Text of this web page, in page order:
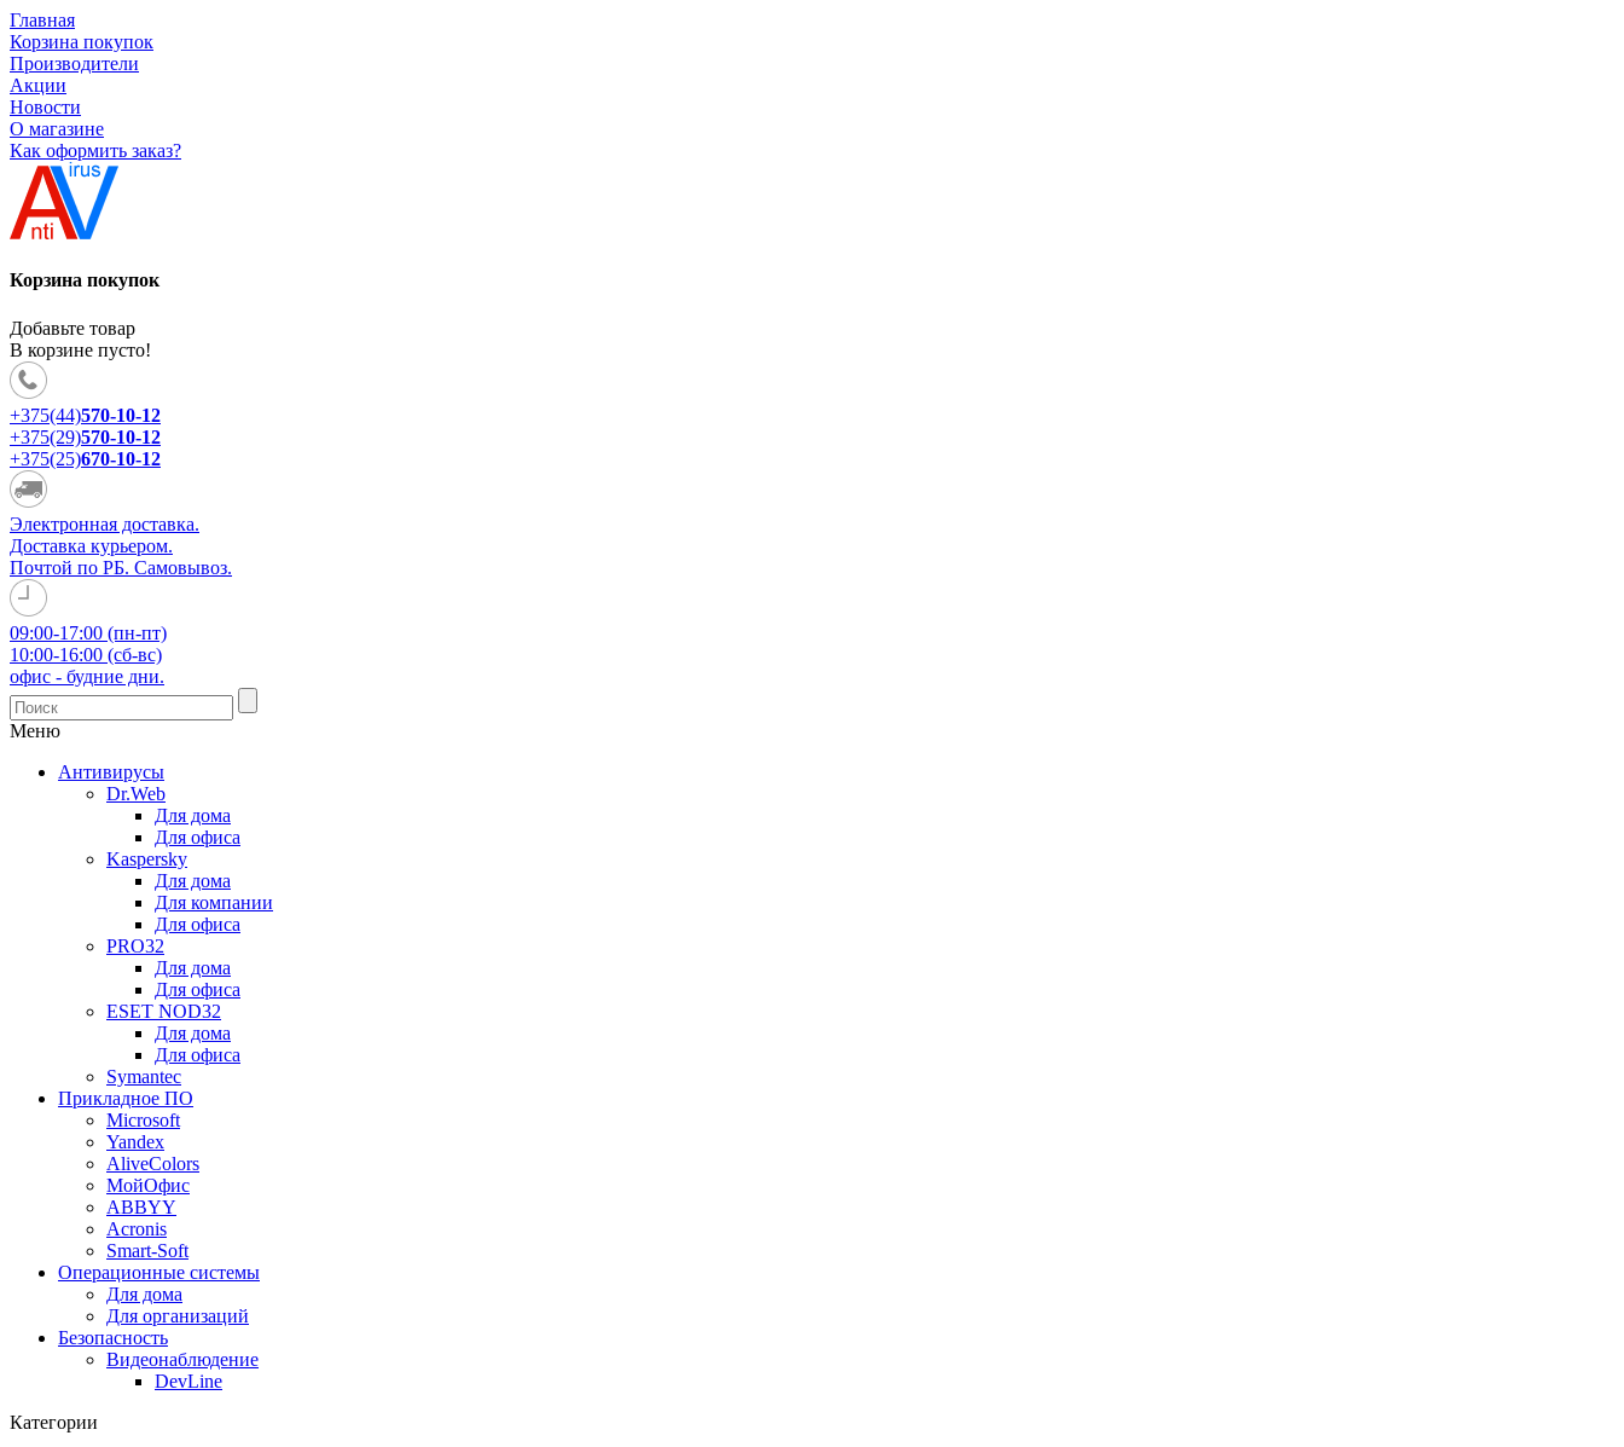
Главная
Корзина покупок
Производители
Акции
Новости
О магазине
Как оформить заказ?
Корзина покупок
Добавьте товар
В корзине пусто!
+375(44)570-10-12
+375(29)570-10-12
+375(25)670-10-12
Электронная доставка.
Доставка курьером.
Почтой по РБ. Самовывоз.
09:00-17:00 (пн-пт)
10:00-16:00 (сб-вс)
офис - будние дни.
Меню
Антивирусы
Dr.Web
Для дома
Для офиса
Kaspersky
Для дома
Для компании
Для офиса
PRO32
Для дома
Для офиса
ESET NOD32
Для дома
Для офиса
Symantec
Прикладное ПО
Microsoft
Yandex
AliveColors
МойОфис
ABBYY
Acronis
Smart-Soft
Операционные системы
Для дома
Для организаций
Безопасность
Видеонаблюдение
DevLine
Категории